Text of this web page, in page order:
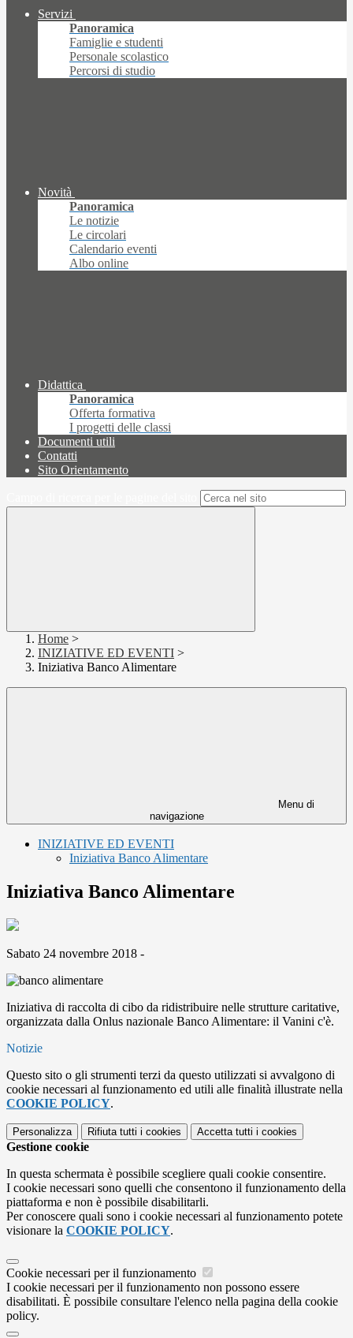
Servizi
Panoramica
Famiglie e studenti
Personale scolastico
Percorsi di studio
Novità
Panoramica
Le notizie
Le circolari
Calendario eventi
Albo online
Didattica
Panoramica
Offerta formativa
I progetti delle classi
Documenti utili
Contatti
Sito Orientamento
Home >
INIZIATIVE ED EVENTI >
Iniziativa Banco Alimentare
Menu di
navigazione
INIZIATIVE ED EVENTI
Iniziativa Banco Alimentare
Iniziativa Banco Alimentare
Sabato 24 novembre 2018 -
Iniziativa di raccolta di cibo da ridistribuire nelle strutture caritative,
organizzata dalla Onlus nazionale Banco Alimentare: il Vanini c'è.
Notizie
Questo sito o gli strumenti terzi da questo utilizzati si avvalgono di
cookie necessari al funzionamento ed utili alle finalità illustrate nella
COOKIE POLICY.
Personalizza Rifiuta tutti i cookies Accetta tutti i cookies
Gestione cookie
In questa schermata è possibile scegliere quali cookie consentire.
I cookie necessari sono quelli che consentono il funzionamento della
piattaforma e non è possibile disabilitarli.
Per conoscere quali sono i cookie necessari al funzionamento potete
visionare la COOKIE POLICY.
Cookie necessari per il funzionamento
I cookie necessari per il funzionamento non possono essere
disabilitati. È possibile consultare l'elenco nella pagina della cookie
policy.